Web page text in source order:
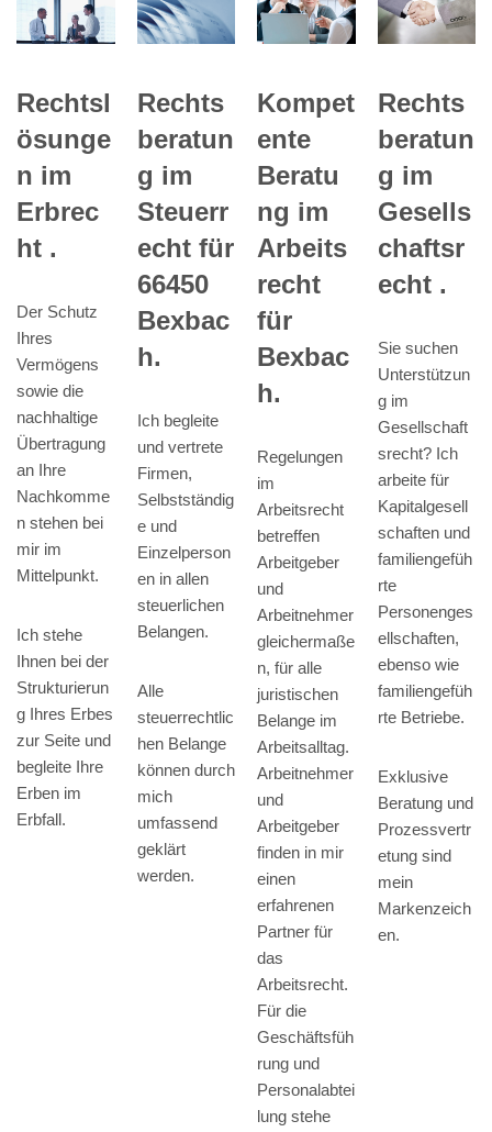
Rechtsl
ösunge
n im
Erbrec
ht .
Der Schutz
Ihres
Vermögens
sowie die
nachhaltige
Übertragung
an Ihre
Nachkomme
n stehen bei
mir im
Mittelpunkt.
Ich stehe
Ihnen bei der
Strukturierun
g Ihres Erbes
zur Seite und
begleite Ihre
Erben im
Erbfall.
Rechts
beratun
g im
Steuerr
echt für
66450
Bexbac
h.
Ich begleite
und vertrete
Firmen,
Selbstständig
e und
Einzelperson
en in allen
steuerlichen
Belangen.
Alle
steuerrechtlic
hen Belange
können durch
mich
umfassend
geklärt
werden.
Kompet
ente
Beratu
ng im
Arbeits
recht
für
Bexbac
h.
Regelungen
im
Arbeitsrecht
betreffen
Arbeitgeber
und
Arbeitnehmer
gleichermaße
n, für alle
juristischen
Belange im
Arbeitsalltag.
Arbeitnehmer
und
Arbeitgeber
finden in mir
einen
erfahrenen
Partner für
das
Arbeitsrecht.
Für die
Geschäftsfüh
rung und
Personalabtei
lung stehe
Rechts
beratun
g im
Gesells
chaftsr
echt .
Sie suchen
Unterstützun
g im
Gesellschaft
srecht? Ich
arbeite für
Kapitalgesell
schaften und
familiengefüh
rte
Personenges
ellschaften,
ebenso wie
familiengefüh
rte Betriebe.
Exklusive
Beratung und
Prozessvertr
etung sind
mein
Markenzeich
en.